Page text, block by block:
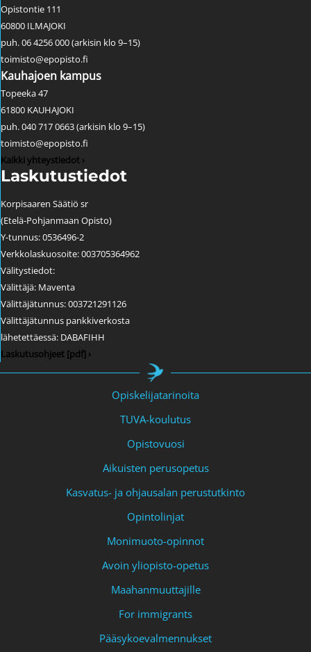
Opistontie 111
60800 ILMAJOKI
puh. 06 4256 000 (arkisin klo 9–15)
toimisto@epopisto.fi
Kauhajoen kampus
Topeeka 47
61800 KAUHAJOKI
puh. 040 717 0663 (arkisin klo 9–15)
toimisto@epopisto.fi
Kaikki yhteystiedot ›
Laskutustiedot
Korpisaaren Säätiö sr
(Etelä-Pohjanmaan Opisto)
Y-tunnus: 0536496-2
Verkkolaskuosoite: 003705364962
Välitystiedot:
Välittäjä: Maventa
Välittäjätunnus: 003721291126
Välittäjätunnus pankkiverkosta
lähetettäessä: DABAFIHH
Laskutusohjeet [pdf] ›
Opiskelijatarinoita
TUVA-koulutus
Opistovuosi
Aikuisten perusopetus
Kasvatus- ja ohjausalan perustutkinto
Opintolinjat
Monimuoto-opinnot
Avoin yliopisto-opetus
Maahanmuuttajille
For immigrants
Pääsykoevalmennukset